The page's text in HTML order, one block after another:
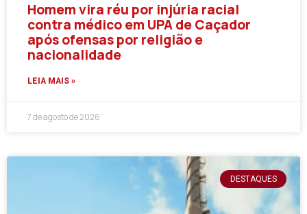
Homem vira réu por injúria racial
contra médico em UPA de Caçador
após ofensas por religião e
nacionalidade
LEIA MAIS »
7 de agosto de 2026
DESTAQUES